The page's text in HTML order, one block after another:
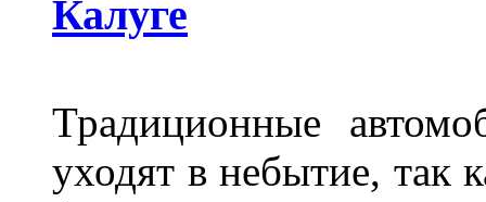
Калуге
Традиционные
уходят в небытие, так